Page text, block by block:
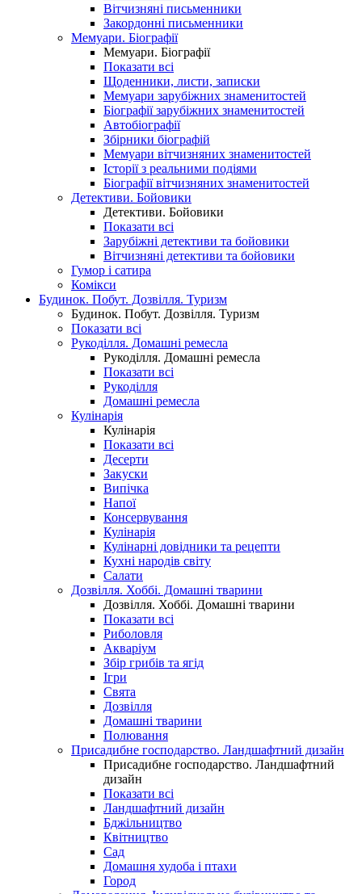
Вітчизняні письменники
Закордонні письменники
Мемуари. Біографії
Мемуари. Біографії
Показати всі
Щоденники, листи, записки
Мемуари зарубіжних знаменитостей
Біографії зарубіжних знаменитостей
Автобіографії
Збірники біографій
Мемуари вітчизняних знаменитостей
Історії з реальними подіями
Біографії вітчизняних знаменитостей
Детективи. Бойовики
Детективи. Бойовики
Показати всі
Зарубіжні детективи та бойовики
Вітчизняні детективи та бойовики
Гумор і сатира
Комікси
Будинок. Побут. Дозвілля. Туризм
Будинок. Побут. Дозвілля. Туризм
Показати всі
Рукоділля. Домашні ремесла
Рукоділля. Домашні ремесла
Показати всі
Рукоділля
Домашні ремесла
Кулінарія
Кулінарія
Показати всі
Десерти
Закуски
Випічка
Напої
Консервування
Кулінарія
Кулінарні довідники та рецепти
Кухні народів світу
Салати
Дозвілля. Хоббі. Домашні тварини
Дозвілля. Хоббі. Домашні тварини
Показати всі
Риболовля
Акваріум
Збір грибів та ягід
Ігри
Свята
Дозвілля
Домашні тварини
Полювання
Присадибне господарство. Ландшафтний дизайн
Присадибне господарство. Ландшафтний
дизайн
Показати всі
Ландшафтний дизайн
Бджільництво
Квітництво
Сад
Домашня худоба і птахи
Город